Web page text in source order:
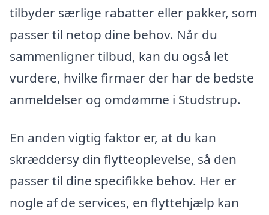
tilbyder særlige rabatter eller pakker, som
passer til netop dine behov. Når du
sammenligner tilbud, kan du også let
vurdere, hvilke firmaer der har de bedste
anmeldelser og omdømme i Studstrup.
En anden vigtig faktor er, at du kan
skræddersy din flytteoplevelse, så den
passer til dine specifikke behov. Her er
nogle af de services, en flyttehjælp kan